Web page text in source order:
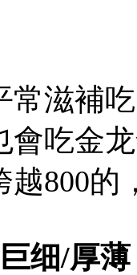
常滋補
會吃金
越800的
巨细/厚薄